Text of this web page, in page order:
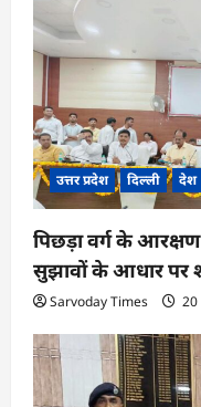
a
t
o
n
उत्तर प्रदेश दिल्ली देश
पिछड़ा वर्ग के आरक्षण
सुझावों के आधार पर
Sarvoday Times 20